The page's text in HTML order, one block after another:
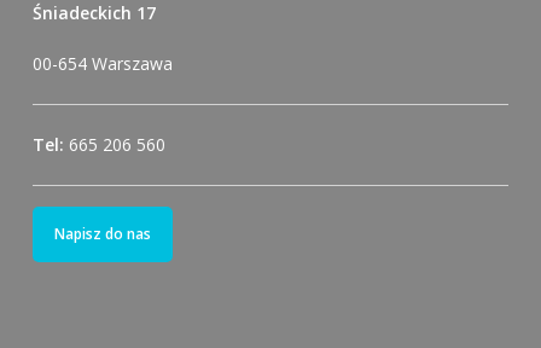
Śniadeckich 17
00-654 Warszawa
Tel: 665 206 560
Napisz do nas